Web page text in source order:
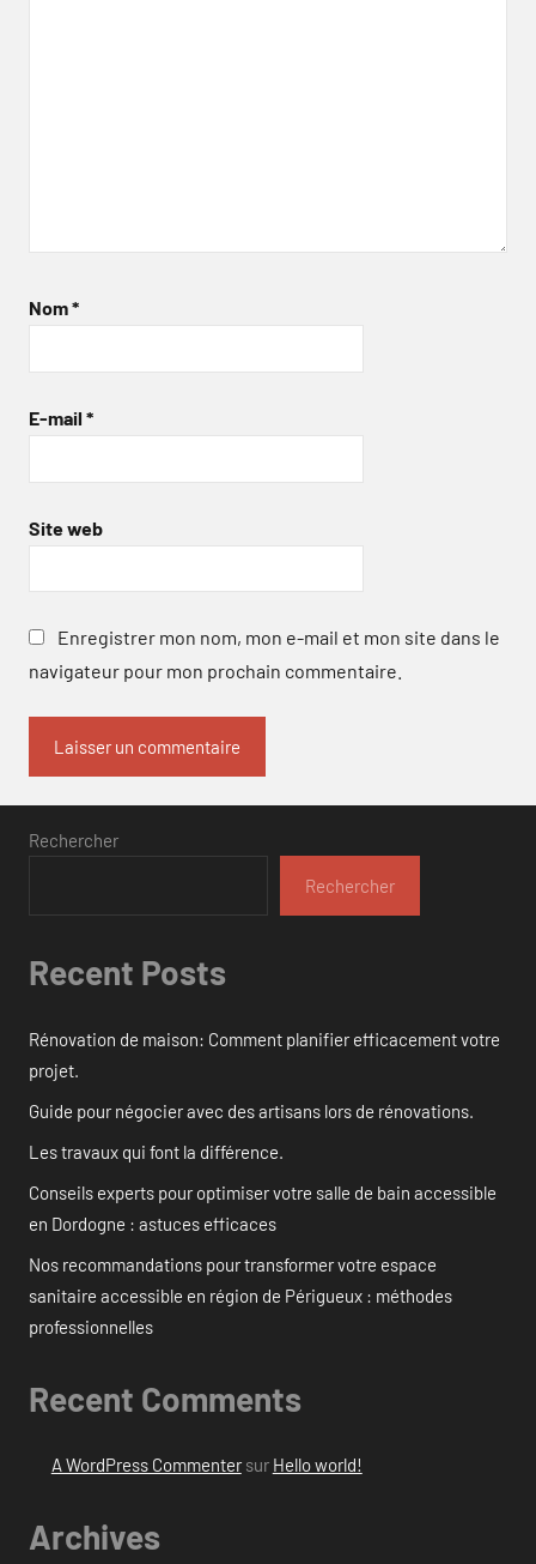
Nom*
E-mail *
Site web
Enregistrer mon nom, mon e-mail et mon site dans le
navigateur pour mon prochain commentaire.
Rechercher
Rechercher
Recent Posts
Rénovation de maison: Comment planifier efficacement votre
projet.
Guide pour négocier avec des artisans lors de rénovations.
Les travaux qui font la différence.
Conseils experts pour optimiser votre salle de bain accessible
en Dordogne : astuces efficaces
Nos recommandations pour transformer votre espace
sanitaire accessible en région de Périgueux : méthodes
professionnelles
Recent Comments
A WordPress Commentersur Hello world!
Archives